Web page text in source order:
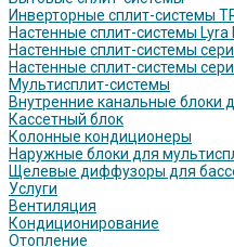
Инверторные сплит-системы
Настенные сплит-системы
Настенные сплит-системы
Настенные сплит-системы
Мультисплит-системы
Внутренние канальные блоки
Кассетный блок
Колонные кондиционеры
Наружные блоки для
Щелевые диффузоры для
Услуги
Вентиляция
Кондиционирование
Отопление